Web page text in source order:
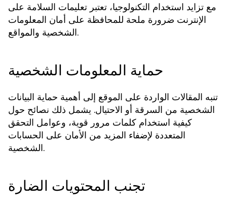
مع تزايد استخدام التكنولوجيا، تعتبر تعليمات السلامة على
الإنترنت ضرورة ملحة للمحافظة على أمان المعلومات
الشخصية والمواقع.
حماية المعلومات الشخصية
تنبه المقالات الواردة على الموقع إلى أهمية حماية البيانات
الشخصية من السرقة أو الاحتيال. يشمل ذلك نصائح حول
كيفية استخدام كلمات مرور قوية، وعوامل التحقق
المتعددة لإضفاء المزيد من الأمان على الحسابات
الشخصية.
تجنب المحتويات الضارة